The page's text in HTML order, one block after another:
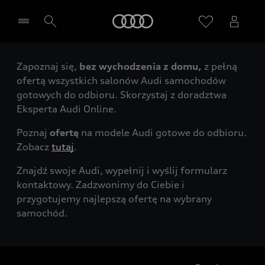
Wybierz Twojego Partnera Audi
Zapoznaj się, bez wychodzenia z domu, z pełną
ofertą wszystkich salonów Audi samochodów
gotowych do odbioru. Skorzystaj z doradztwa
Eksperta Audi Online.
Poznaj ofertę na modele Audi gotowe do odbioru.
Zobacz tutaj.
Znajdź swoje Audi, wypełnij i wyślij formularz
kontaktowy. Zadzwonimy do Ciebie i
przygotujemy najlepszą ofertę na wybrany
samochód.